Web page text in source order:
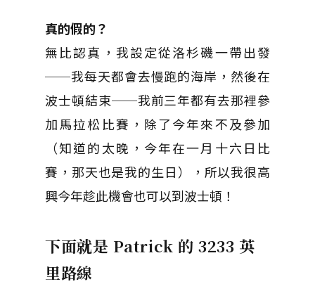
真的假的？
無比認真，我設定從洛杉磯一帶出發
──我每天都會去慢跑的海岸，然後在
波士頓結束──我前三年都有去那裡參
加馬拉松比賽，除了今年來不及參加
（知道的太晚，今年在一月十六日比
賽，那天也是我的生日），所以我很高
興今年趁此機會也可以到波士頓！
下面就是 Patrick 的 3233 英
里路線